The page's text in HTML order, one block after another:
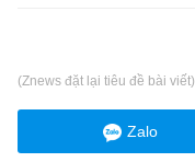
(Znews đặt lại tiêu đề bài viết)
Zalo